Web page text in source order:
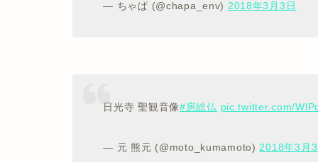
— ちゃぱ (@chapa_env) 2018年3月3日
日光寺 聖観音像#房総仏 pic.twitter.com/
— 元 熊元 (@moto_kumamoto)2018年3月3